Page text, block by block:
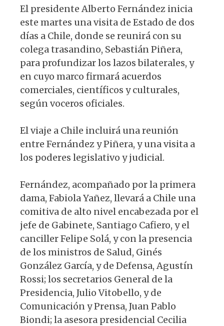
El presidente Alberto Fernández inicia
este martes una visita de Estado de dos
días a Chile, donde se reunirá con su
colega trasandino, Sebastián Piñera,
para profundizar los lazos bilaterales, y
en cuyo marco firmará acuerdos
comerciales, científicos y culturales,
según voceros oficiales.
El viaje a Chile incluirá una reunión
entre Fernández y Piñera, y una visita a
los poderes legislativo y judicial.
Fernández, acompañado por la primera
dama, Fabiola Yañez, llevará a Chile una
comitiva de alto nivel encabezada por el
jefe de Gabinete, Santiago Cafiero, y el
canciller Felipe Solá, y con la presencia
de los ministros de Salud, Ginés
González García, y de Defensa, Agustín
Rossi; los secretarios General de la
Presidencia, Julio Vitobello, y de
Comunicación y Prensa, Juan Pablo
Biondi; la asesora presidencial Cecilia